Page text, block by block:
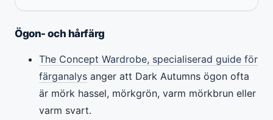
Ögon- och hårfärg
The Concept Wardrobe, specialiserad guide för
färganalys anger att Dark Autumns ögon ofta
är mörk hassel, mörkgrön, varm mörkbrun eller
varm svart.